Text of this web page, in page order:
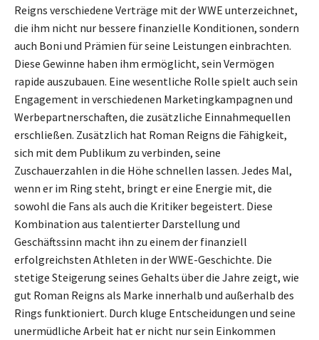
Reigns verschiedene Verträge mit der WWE unterzeichnet,
die ihm nicht nur bessere finanzielle Konditionen, sondern
auch Boni und Prämien für seine Leistungen einbrachten.
Diese Gewinne haben ihm ermöglicht, sein Vermögen
rapide auszubauen. Eine wesentliche Rolle spielt auch sein
Engagement in verschiedenen Marketingkampagnen und
Werbepartnerschaften, die zusätzliche Einnahmequellen
erschließen. Zusätzlich hat Roman Reigns die Fähigkeit,
sich mit dem Publikum zu verbinden, seine
Zuschauerzahlen in die Höhe schnellen lassen. Jedes Mal,
wenn er im Ring steht, bringt er eine Energie mit, die
sowohl die Fans als auch die Kritiker begeistert. Diese
Kombination aus talentierter Darstellung und
Geschäftssinn macht ihn zu einem der finanziell
erfolgreichsten Athleten in der WWE-Geschichte. Die
stetige Steigerung seines Gehalts über die Jahre zeigt, wie
gut Roman Reigns als Marke innerhalb und außerhalb des
Rings funktioniert. Durch kluge Entscheidungen und seine
unermüdliche Arbeit hat er nicht nur sein Einkommen